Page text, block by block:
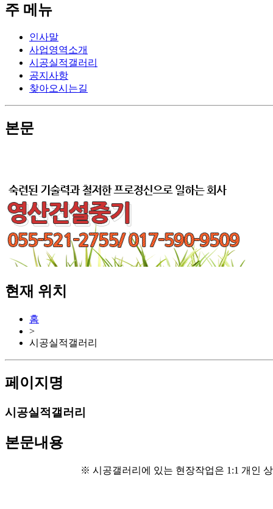
주 메뉴
인사말
사업영역소개
시공실적갤러리
공지사항
찾아오시는길
본문
현재 위치
홈
>
시공실적갤러리
페이지명
시공실적갤러리
본문내용
※ 시공갤러리에 있는 현장작업은 1:1 개인